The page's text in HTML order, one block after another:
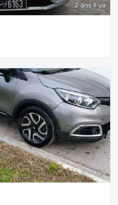
2 ans Il ya
2 ans Il ya